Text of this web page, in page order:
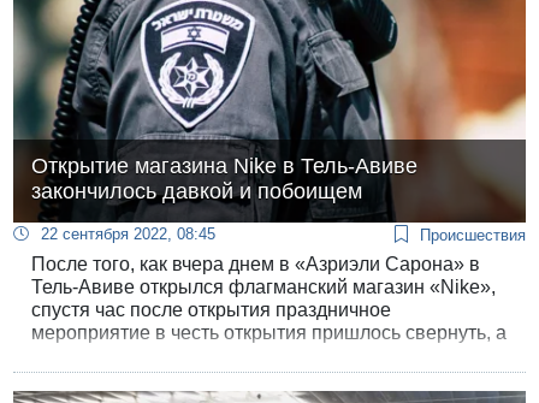
Открытие магазина Nike в Тель-Авиве
закончилось давкой и побоищем
22 сентября 2022, 08:45 Происшествия
После того, как вчера днем в «Азриэли Сарона» в
Тель-Авиве открылся флагманский магазин «Nike»,
спустя час после открытия праздничное
мероприятие в честь открытия пришлось свернуть, а
бесчинствующей толпы и ужасной давки.